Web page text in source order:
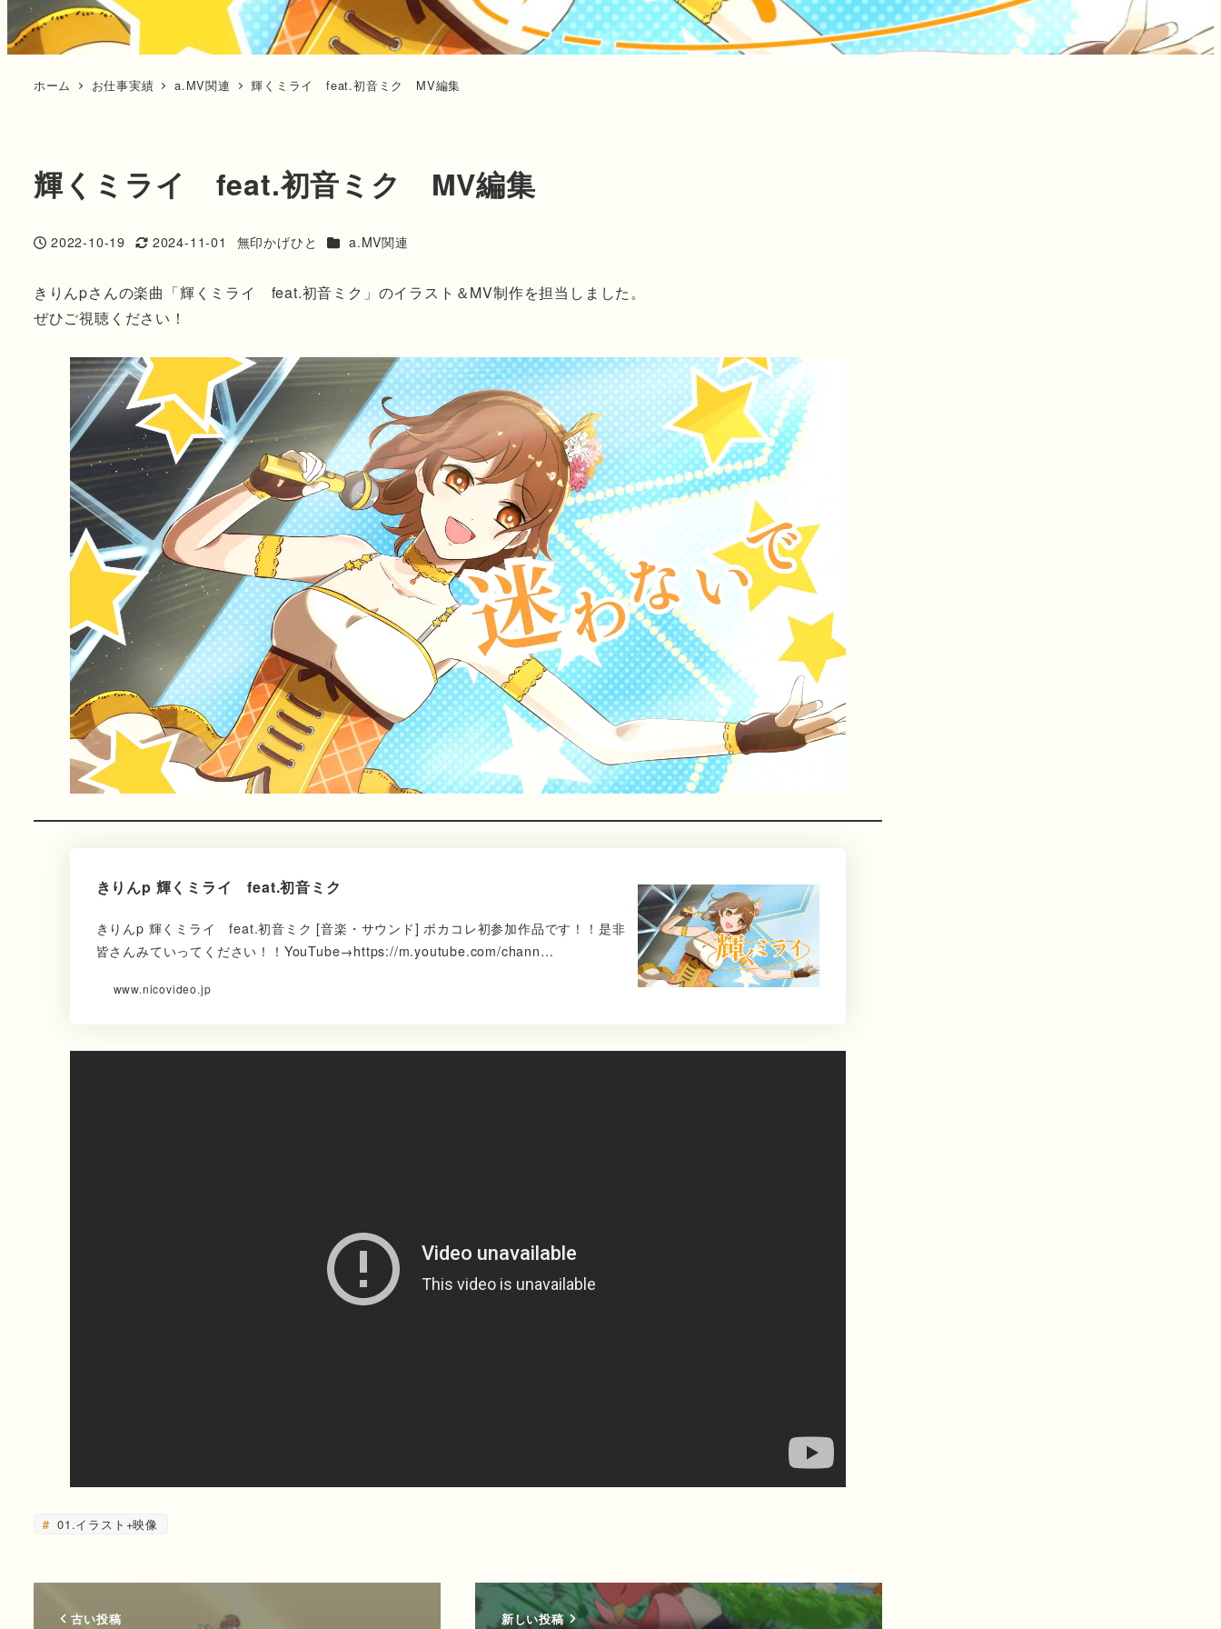
ホーム お仕事実績 a.MV関連 輝くミライ feat.初音ミク MV編集
輝くミライ feat.初音ミク MV編集
投稿日
2022-10-19
更新日
2024-11-01
著
無印かげひと カテゴリー
a.MV関連
きりんpさんの楽曲「輝くミライ feat.初音ミク」のイラスト＆MV制作を担当しました。
ぜひご視聴ください！
きりんp 輝くミライ feat.初音ミク
きりんp 輝くミライ feat.初音ミク [音楽・サウンド] ボカコレ初参加作品です！！是非
皆さんみていってください！！YouTube→https://m.youtube.com/chann…
www.nicovideo.jp
01.イラスト+映像
古い投稿 新しい投稿